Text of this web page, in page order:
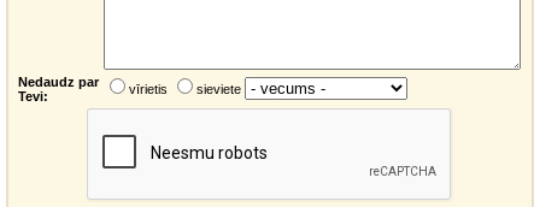
Nedaudz par
Tevi:
vīrietis sieviete